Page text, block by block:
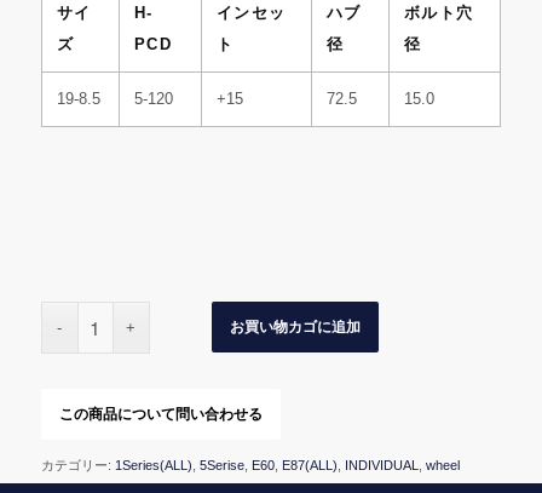
サイ
ズ
H-
PCD
インセッ
ト
ハブ
径
ボルト穴
径
19-8.5 5-120 +15 72.5 15.0
お買い物カゴに追加
カテゴリー: 1Series(ALL) 5Serise, E60, E87(ALL) INDIVIDUAL wheel